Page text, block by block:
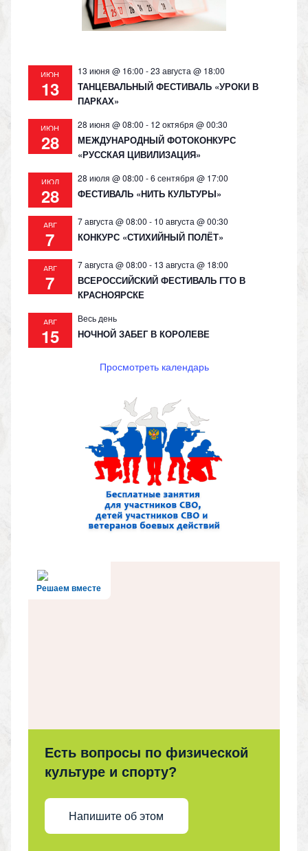
ni
ki
ИЮН
13
13 июня @ 16:00 -23 августа @ 18:00
ТАНЦЕВАЛЬНЫЙ ФЕСТИВАЛЬ «УРОКИ В
ПАРКАХ»
ИЮН
28
28 июня @ 08:00 - 12 октября @ 00:30
МЕЖДУНАРОДНЫЙ ФОТОКОНКУРС
«РУССКАЯ ЦИВИЛИЗАЦИЯ»
ИЮЛ
28
28 июля @ 08:00 -6 сентября @ 17:00
ФЕСТИВАЛЬ «НИТЬ КУЛЬТУРЫ»
АВГ
7
7 августа @ 08:00 - 10 августа @ 00:30
КОНКУРС «СТИХИЙНЫЙ ПОЛЁТ»
АВГ
7
7 августа @ 08:00 - 13 августа @ 18:00
ВСЕРОССИЙСКИЙ ФЕСТИВАЛЬ ГТО В
КРАСНОЯРСКЕ
АВГ
15
Весь день
НОЧНОЙ ЗАБЕГ В КОРОЛЕВЕ
Просмотреть календарь
Решаем вместе
Есть вопросы по физической
культуре и спорту?
Напишите об этом